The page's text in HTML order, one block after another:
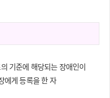
기준에 해당되는 장애인이
에게 등록을 한 자